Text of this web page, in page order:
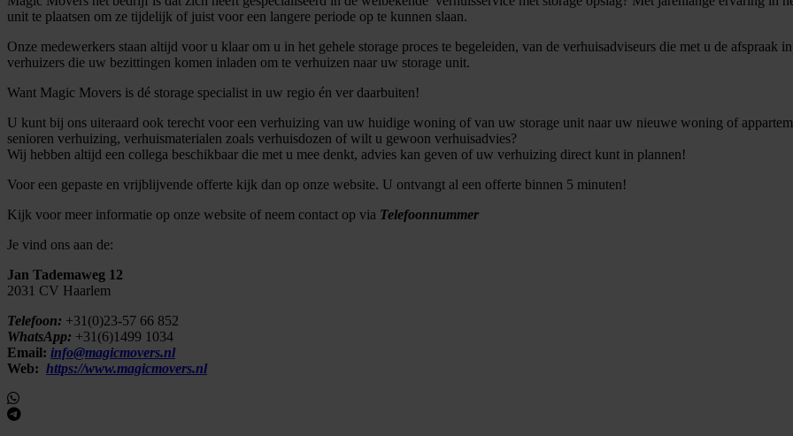
unit te plaatsen om ze tijdelijk of juist voor een langere periode op te kunnen slaan.
Onze medewerkers staan altijd voor u klaar om u in het gehele storage proces te begeleiden, van de verhuisadviseurs die met u de afspraak
verhuizers die uw bezittingen komen inladen om te verhuizen naar uw storage unit.
Want Magic Movers is dé storage specialist in uw regio én ver daarbuiten!
U kunt bij ons uiteraard ook terecht voor een verhuizing van uw huidige woning of van uw storage unit naar uw nieuwe woning of
senioren verhuizing, verhuismaterialen zoals verhuisdozen of wilt u gewoon verhuisadvies?
Wij hebben altijd een collega beschikbaar die met u mee denkt, advies kan geven of uw verhuizing direct kunt in plannen!
Voor een gepaste en vrijblijvende offerte kijk dan op onze website. U ontvangt al een offerte binnen 5 minuten!
Kijk voor meer informatie op onze website of neem contact op via Telefoonnummer
Je vind ons aan de:
Jan Tademaweg 12
2031 CV Haarlem
Telefoon: +31(0)23-57 66 852
WhatsApp: +31(6)1499 1034
Email: info@magicmovers.nl
Web: https://www.magicmovers.nl